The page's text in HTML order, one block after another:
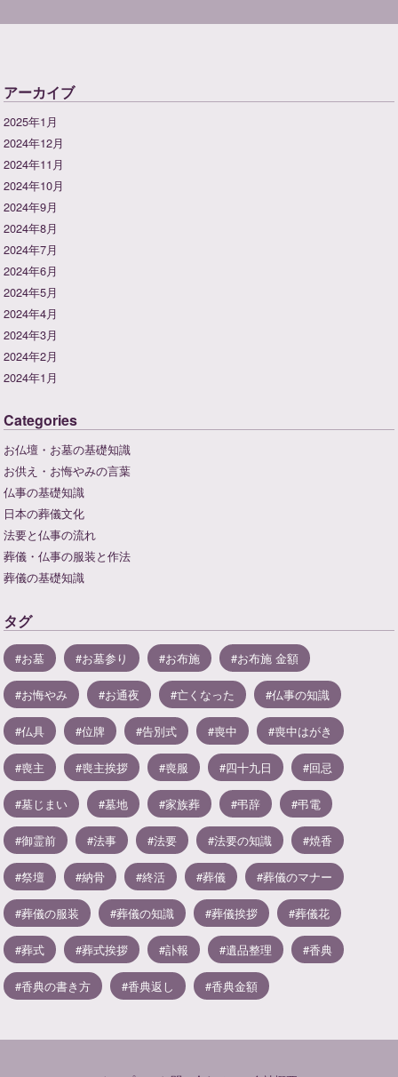
アーカイブ
2025年1月
2024年12月
2024年11月
2024年10月
2024年9月
2024年8月
2024年7月
2024年6月
2024年5月
2024年4月
2024年3月
2024年2月
2024年1月
Categories
お仏壇・お墓の基礎知識
お供え・お悔やみの言葉
仏事の基礎知識
日本の葬儀文化
法要と仏事の流れ
葬儀・仏事の服装と作法
葬儀の基礎知識
タグ
お墓 お墓参り お布施 お布施 金額
お悔やみ お通夜 亡くなった 仏事の知識
仏具 位牌 告別式 喪中 喪中はがき
喪主 喪主挨拶 喪服 四十九日 回忌
墓じまい 墓地 家族葬 弔辞 弔電
御霊前 法事 法要 法要の知識 焼香
祭壇 納骨 終活 葬儀 葬儀のマナー
葬儀の服装 葬儀の知識 葬儀挨拶 葬儀花
葬式 葬式挨拶 訃報 遺品整理 香典
香典の書き方 香典返し 香典金額